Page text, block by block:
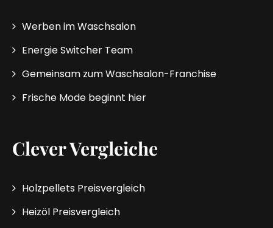
Werben im Waschsalon
Energie Switcher Team
Gemeinsam zum Waschsalon-Franchise
Frische Mode beginnt hier
Clever Vergleiche
Holzpellets Preisvergleich
Heizöl Preisvergleich